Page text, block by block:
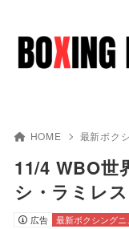
HOME 最新ボク
11/4 WBO世
シ・ラミレ
広告 最新ボクシングニ